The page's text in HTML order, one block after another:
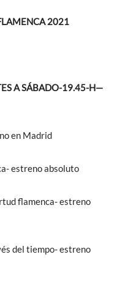
2021
A SÁBADO-19.45-H—
en Madrid
estreno absoluto
flamenca- estreno
del tiempo- estreno